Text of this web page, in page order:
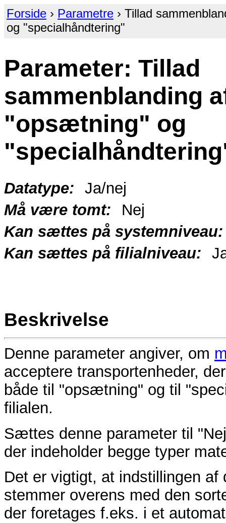
Forside › Parametre › Tillad
og "specialhåndtering"
Parameter: Tillad
sammenblanding
"opsætning" og
Datatype:
Ja/nej
Må være tomt:
Nej
Kan sættes på systemniveau:
Kan sættes på filialniveau:
Beskrivelse
Denne parameter angiver, om
acceptere transportenheder,
både til "opsætning" og til
filialen.
Sættes denne parameter til
der indeholder begge typer
Det er vigtigt, at indstillingen af
stemmer overens med den
der foretages f.eks. i et